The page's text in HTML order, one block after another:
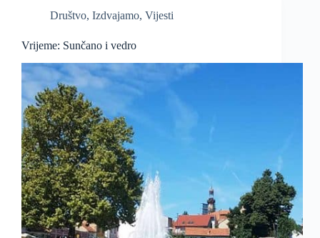
Društvo, Izdvajamo, Vijesti
Vrijeme: Sunčano i vedro